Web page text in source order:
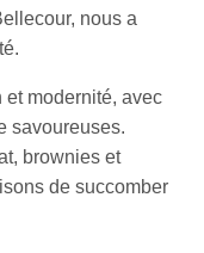
nous a
modernité, avec
savoureuses.
brownies et
de succomber